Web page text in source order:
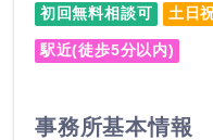
初回無料相談可 土日
駅近(徒歩5分以内)
事務所基本情報